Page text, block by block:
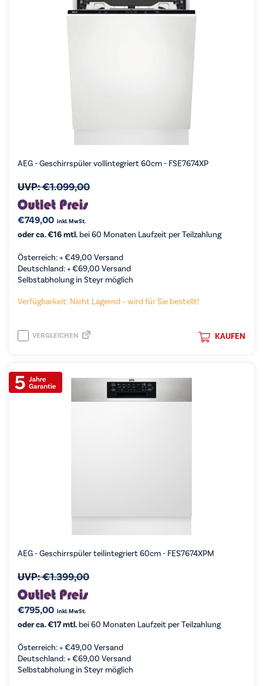
AEG - Geschirrspüler vollintegriert 60cm - FSE7674XP
UVP:€1.099,00
€749,00 inkl. MwSt.
oder ca. €16 mtl. bei 60 Monaten Laufzeit per Teilzahlung
Österreich: +€49,00 Versand
Deutschland: +€69,00 Versand
Selbstabholung in Steyr möglich
Verfügbarkeit: Nicht Lagernd – wird für Sie bestellt!
KAUFEN
VERGLEICHEN
AEG - Geschirrspüler teilintegriert 60cm - FES7674XPM
UVP:€1.399,00
€795,00 inkl. MwSt.
oder ca. €17 mtl. bei 60 Monaten Laufzeit per Teilzahlung
Österreich: +€49,00 Versand
Deutschland: +€69,00 Versand
Selbstabholung in Steyr möglich